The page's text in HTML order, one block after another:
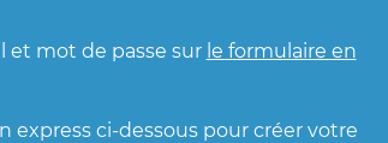
et mot de passe sur le formulaire en
express ci-dessous pour créer votre